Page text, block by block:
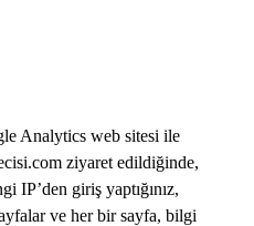
Analytics web sitesi ile
ziyaret edildiğinde,
IP’den giriş yaptığınız,
ve her bir sayfa, bilgi